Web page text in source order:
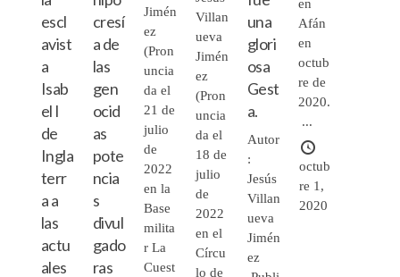
escl
avist
a
Isab
el I
de
Ingla
terr
a a
las
actu
ales
cresí
a de
las
gen
ocid
as
pote
ncia
s
divul
gado
ras
Jimén
ez
(Pron
uncia
da el
21 de
julio
de
2022
en la
Base
milita
r La
Cuest
Villan
ueva
Jimén
ez
(Pron
uncia
da el
18 de
julio
de
2022
en el
Círcu
lo de
una
glori
osa
Gest
a.
Autor
:
Jesús
Villan
ueva
Jimén
ez
en
Afán
en
octub
re de
2020.
...
octub
re 1,
2020